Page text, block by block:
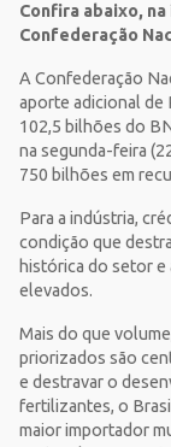
Confira abaixo,
Confederação
A Confederação
aporte adicional de
102,5 bilhões do
na segunda-feira
750 bilhões em
Para a indústria,
condição que
histórica do setor e
elevados.
Mais do que
priorizados são
e destravar o
fertilizantes, o
maior importador